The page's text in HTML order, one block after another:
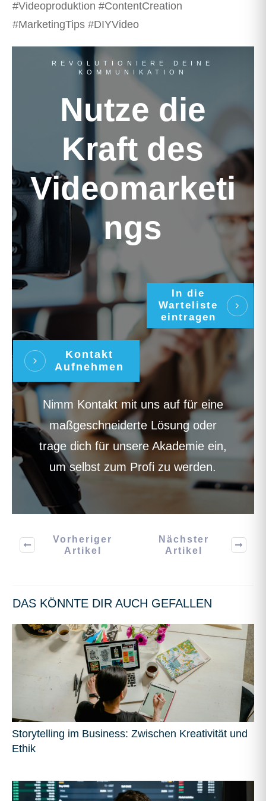
#Videoproduktion #ContentCreation
#MarketingTips #DIYVideo
REVOLUTIONIERE DEINE
KOMMUNIKATION
Nutze die
Kraft des
Videomarketi
ngs
In die
Warteliste
eintragen
Kontakt
Aufnehmen
Nimm Kontakt mit uns auf für eine
maßgeschneiderte Lösung oder
trage dich für unsere Akademie ein,
um selbst zum Profi zu werden.
Vorheriger
Artikel
Nächster
Artikel
DAS KÖNNTE DIR AUCH GEFALLEN
Storytelling im Business: Zwischen Kreativität und
Ethik